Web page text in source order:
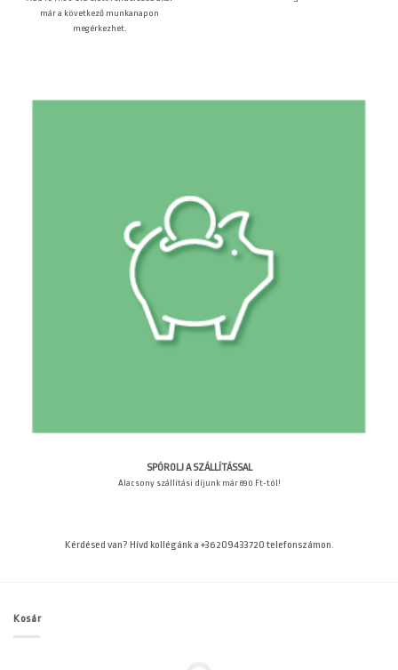
már a következő munkanapon
megérkezhet.
SPÓROLJ A SZÁLLÍTÁSSAL
Alacsony szállítási díjunk már 890 Ft-tól!
Kérdésed van? Hívd kollégánk a +36209433720 telefonszámon.
Kosár